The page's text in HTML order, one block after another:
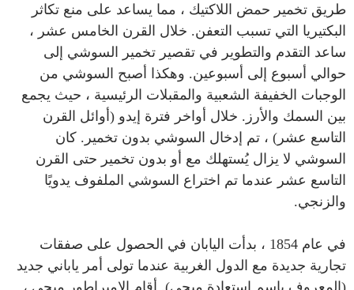
طريق تخمير حمض اللاكتيك ، مما يساعد على منع تكاثر
البكتيريا التي تسبب التعفن. خلال القرن الخامس عشر ،
ساعد التقدم والتطوير في تقصير تخمير السوشي إلى
حوالي أسبوع إلى أسبوعين. وهكذا أصبح السوشي من
الوجبات الخفيفة الشعبية والمقبلات الرئيسية ، حيث يجمع
بين السمك والأرز. خلال أواخر فترة إيدو (أوائل القرن
التاسع عشر) ، تم إدخال السوشي بدون تخمير. كان
السوشي لا يزال يُستهلك مع أو بدون تخمير حتى القرن
التاسع عشر عندما تم اختراع السوشي الملفوف يدويًا
والزنجي.
في عام 1854 ، بدأت اليابان في الحصول على صفقات
تجارية جديدة مع الدول الغربية عندما تولى أمر ياباني جديد